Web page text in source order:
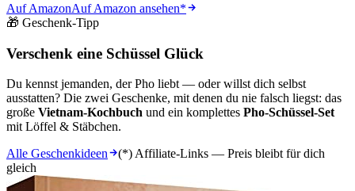
Auf AmazonAuf Amazon ansehen*
🎁 Geschenk-Tipp
Verschenk eine Schüssel Glück
Du kennst jemanden, der Pho liebt — oder willst dich selbst
ausstatten? Die zwei Geschenke, mit denen du nie falsch liegst: das
große Vietnam-Kochbuch und ein komplettes Pho-Schüssel-Set
mit Löffel & Stäbchen.
Alle Geschenkideen
(*) Affiliate-Links — Preis bleibt für dich
gleich